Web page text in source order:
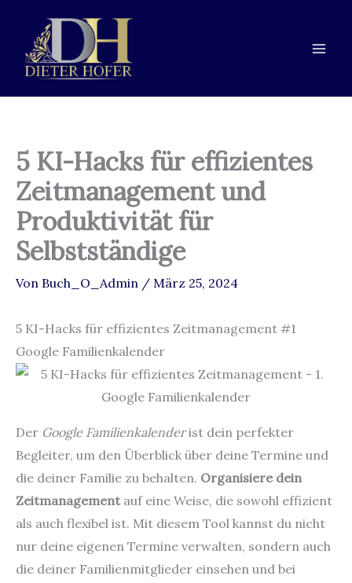
springen
Navigation
springen
springen
5 KI-Hacks für effizientes
Zeitmanagement und
Produktivität für
Selbstständige
Von Buch_O_Admin / März 25, 2024
5 KI-Hacks für effizientes Zeitmanagement #1
Google Familienkalender
Der Google Familienkalenderist dein perfekter
Begleiter, um den Überblick über deine Termine und
die deiner Familie zu behalten. Organisiere dein
Zeitmanagementauf eine Weise, die sowohl effizient
als auch flexibel ist. Mit diesem Tool kannst du nicht
nur deine eigenen Termine verwalten, sondern auch
die deiner Familienmitglieder einsehen und bei